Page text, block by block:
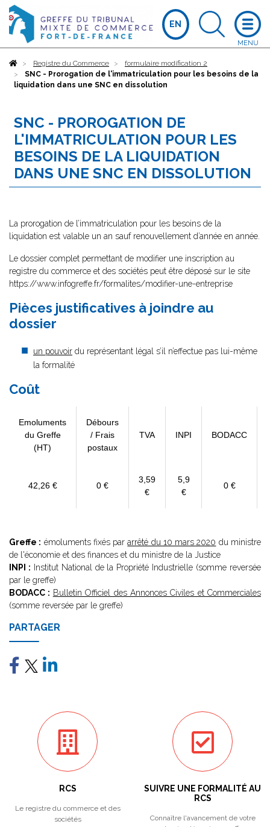
EN
AccueilRegistre du Commerce
formulaire modification 2
SNC - Prorogation de l'immatriculation pour les besoins de la
liquidation dans une SNC en dissolution
SNC - PROROGATION DE
L'IMMATRICULATION POUR LES
BESOINS DE LA LIQUIDATION
DANS UNE SNC EN DISSOLUTION
La prorogation de l’immatriculation pour les besoins de la
liquidation est valable un an sauf renouvellement d’année en année.
Le dossier complet permettant de modifier une inscription au
registre du commerce et des sociétés peut être déposé sur le site
https://www.infogreffe.fr/formalites/modifier-une-entreprise
Pièces justificatives à joindre au
dossier
un pouvoir du représentant légal s’il n’effectue pas lui-même
la formalité
Coût
Emoluments
du Greffe
(HT)
Débours
/ Frais
postaux
TVA INPI BODACC
42,26 € 0 €
3,59
€
5,9
€
0 €
Greffe : émoluments fixés pararrêté du 10 mars 2020 du ministre
de l'économie et des finances et du ministre de la Justice
INPI : Institut National de la Propriété Industrielle (somme reversée
par le greffe)
BODACC : Bulletin Officiel des Annonces Civiles et Commerciales
(somme reversée par le greffe)
PARTAGER
RCS
Le registre du commerce et des
sociétés
SUIVRE UNE FORMALITÉ AU
RCS
Connaître l'avancement de votre